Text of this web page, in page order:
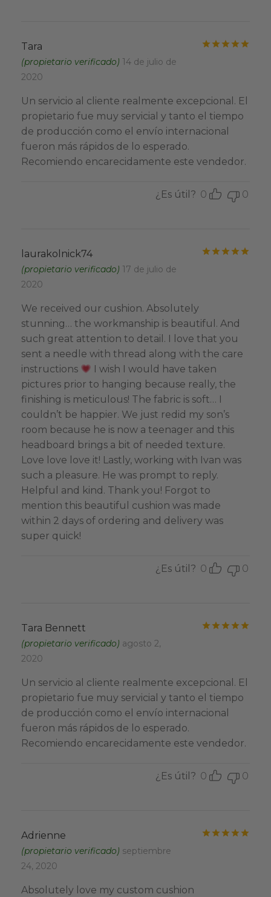
Tara
(propietario verificado) 14 de julio de
2020
Un servicio al cliente realmente excepcional. El
propietario fue muy servicial y tanto el tiempo
de producción como el envío internacional
fueron más rápidos de lo esperado.
Recomiendo encarecidamente este vendedor.
¿Es útil? 0 0
laurakolnick74
(propietario verificado) 17 de julio de
2020
We received our cushion. Absolutely
stunning… the workmanship is beautiful. And
such great attention to detail. I love that you
sent a needle with thread along with the care
instructions
I wish I would have taken
pictures prior to hanging because really, the
finishing is meticulous! The fabric is soft… I
couldn’t be happier. We just redid my son’s
room because he is now a teenager and this
headboard brings a bit of needed texture.
Love love love it! Lastly, working with Ivan was
such a pleasure. He was prompt to reply.
Helpful and kind. Thank you! Forgot to
mention this beautiful cushion was made
within 2 days of ordering and delivery was
super quick!
¿Es útil? 0 0
Tara Bennett
(propietario verificado) agosto 2,
2020
Un servicio al cliente realmente excepcional. El
propietario fue muy servicial y tanto el tiempo
de producción como el envío internacional
fueron más rápidos de lo esperado.
Recomiendo encarecidamente este vendedor.
¿Es útil? 0 0
Adrienne
(propietario verificado) septiembre
24, 2020
Absolutely love my custom cushion